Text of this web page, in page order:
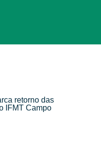
retorno das
IFMT Campo